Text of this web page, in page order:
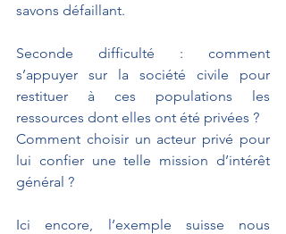
savons défaillant.
Seconde difficulté : comment
s’appuyer sur la société civile pour
restituer à ces populations les
ressources dont elles ont été privées ?
Comment choisir un acteur privé pour
lui confier une telle mission d’intérêt
général ?
Ici encore, l’exemple suisse nous